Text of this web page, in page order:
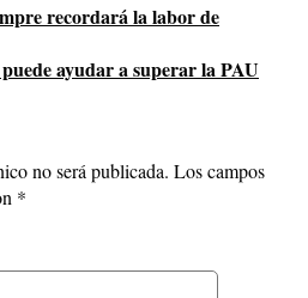
recordará la labor de
ayudar a superar la PAU
no será publicada. Los campos
*